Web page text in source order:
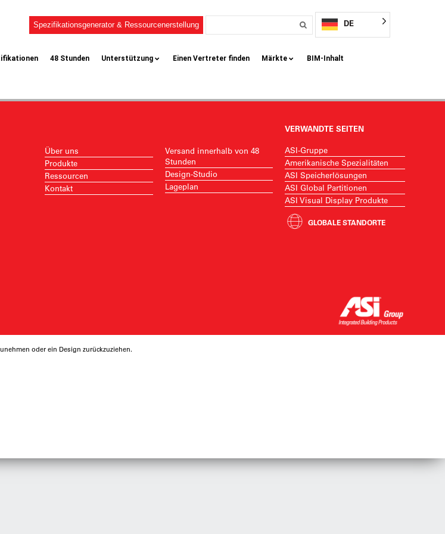
Spezifikationsgenerator & Ressourcenerstellung DE
48 Stunden Unterstützung Einen Vertreter finden Märkte BIM-Inhalt
Über uns
Produkte
Ressourcen
Kontakt
Versand innerhalb von 48
Stunden
Design-Studio
Lageplan
VERWANDTE SEITEN
ASI-Gruppe
Amerikanische Spezialitäten
ASI Speicherlösungen
ASI Global Partitionen
ASI Visual Display Produkte
GLOBALE STANDORTE
oder ein Design zurückzuziehen.